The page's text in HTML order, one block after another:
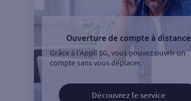
Ouverture de compte à distance
Grâce à l’Appli SG, vous pouvez ouvrir un
compte sans vous déplacer.
Découvrez le service